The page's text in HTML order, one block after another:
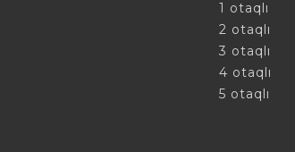
1 otaqlı
2 otaqlı
3 otaqlı
4 otaqlı
5 otaqlı